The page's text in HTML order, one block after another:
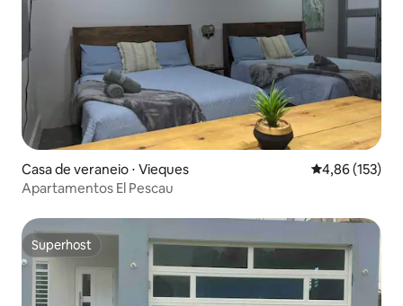
Casa de veraneio ⋅ Vieques 4,86 de uma
4,86 (153)
Apartamentos El Pescau
Superhost
Superhost